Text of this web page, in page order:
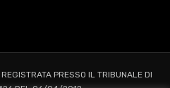
PRESSO IL TRIBUNALE DI